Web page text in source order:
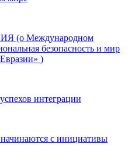
(о Международном
безопасность и мир
)
интеграции
с инициативы